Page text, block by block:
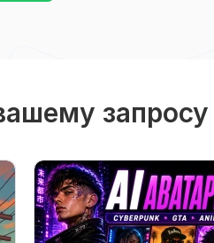
запросу